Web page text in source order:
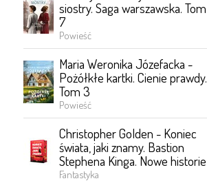
siostry. Saga warszawska. Tom
7
Powieść
Maria Weronika Józefacka -
Pożółkłe kartki. Cienie prawdy.
Tom 3
Powieść
Christopher Golden - Koniec
świata, jaki znamy. Bastion
Stephena Kinga. Nowe historie
Fantastyka